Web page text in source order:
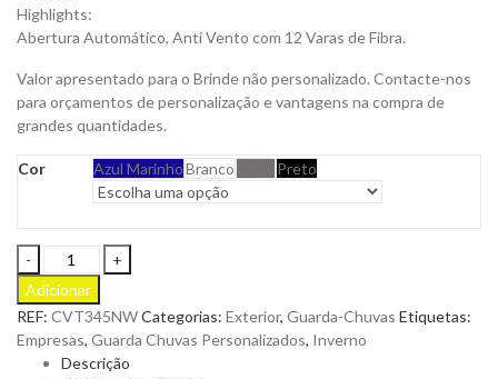
Highlights:
Abertura Automático, Anti Vento com 12 Varas de Fibra.
Valor apresentado para o Brinde não personalizado. Contacte-nos
para orçamentos de personalização e vantagens na compra de
grandes quantidades.
Cor Azul MarinhoBranco Preto
Guarda
Chuva
Classic
NW
Abertura
Automática
Adicionar
REF: CVT345NWCategorias: Exterior, Guarda-Chuvas Etiquetas:
Empresas, Guarda Chuvas Personalizados, Inverno
Descrição